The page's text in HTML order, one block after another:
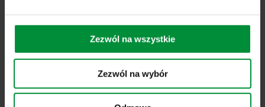
Zezwól na wszystkie
Zezwól na wybór